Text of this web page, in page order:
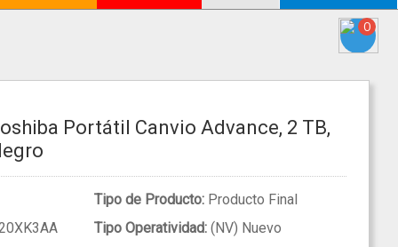
0
Portátil Canvio Advance, 2 TB,
Tipo de Producto:Producto Final
Tipo Operatividad:(NV) Nuevo